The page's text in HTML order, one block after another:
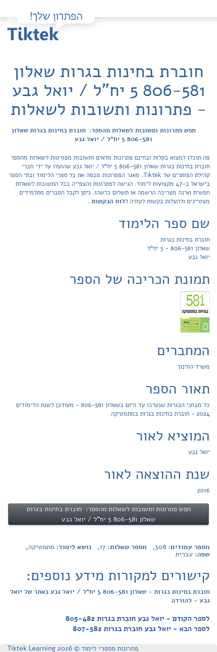
חוברת בחינות בגרות שאלון
806-581 5 יח"ל / יואל גבע
- פתרונות ותשובות לשאלות
חפש פתרונות ותשובות לשאלות מהספר: חוברת בחינות בגרות שאלון
806-581 5 יח"ל / יואל גבע
פה תוכלו למצוא בקלות ובחינם פתרונות מלאים ותשובות מפורטות לשאלות מהספר
חוברת בחינות בגרות שאלון 806-581 5 יח"ל / יואל גבע שהועלו על ידי חברי
קהילת הפותרים של Tiktek. מאגר הפתרונות מכסה את כל ספרי הלימוד ובתי הספר
בישראל ב-47 מקצועות לימוד. הגישה לפתרונות והצפייה בכל התשובות לשאלות
חפשית ואינה מצריכה הרשמה או תשלום כלשהו. ניתן לקבל הסברים מתלמידים
מצטיינים ולהעלות בקשות לעזרה ללוח הבקשות .
שם ספר הלימוד
חוברת בחינות בגרות
שאלון 806-581 - 5 יח"ל
יואל גבע
תמונת הכריכה של הספר
המחברים
משרד החינוך
תאור הספר
כל מבחני הבגרות שנערכו עד היום בשאלון 806-581 - מעודכן לשנת הלימודים
2024 - חוברת בחינות בגרות במתמטיקה
המוציא לאור
יואל גבע
שנת ההוצאה לאור
2016
חפש פתרונות ותשובות לשאלות מהספר: חוברת בחינות בגרות
שאלון 806-581 5 יח"ל / יואל גבע
מספר עמודים: 308, מספר שאלות: 17, נושא לימוד: מתמטיקה,
שפה: עברית
קישורים למקורות מידע נוספים:
חוברת בחינות בגרות - שאלון 806-581 5 יח"ל / יואל גבע באתר של יואל
גבע - להורדה
לספר הקודם - יואל גבע חוברת בגרות 805-482
לספר הבא - יואל גבע חוברת בגרות 807-582
פתרונות מספרי לימוד © Tiktek Learning 2026